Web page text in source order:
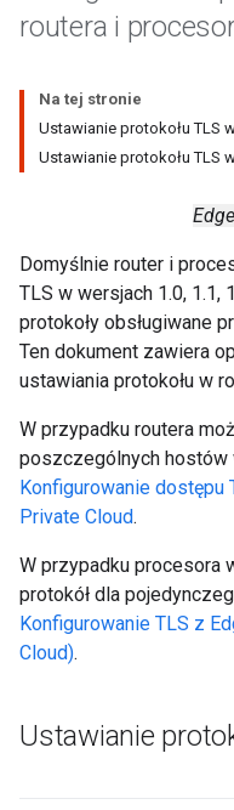
routera i
Na tej stronie
Ustawianie protokołu TLS
Ustawianie protokołu TLS
Domyślnie router i
TLS w wersjach 1.0, 1.1,
protokoły obsługiwane
Ten dokument zawiera
ustawiania protokołu w
W przypadku routera
poszczególnych hostów
Konfigurowanie dostępu
Private Cloud.
W przypadku procesora
protokół dla
Konfigurowanie TLS z
Cloud).
Ustawianie